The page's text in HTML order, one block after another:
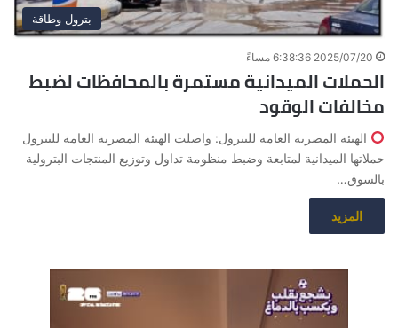
بترول وطاقة
2025/07/20 6:38:36 مساءً
الحملات الميدانية مستمرة بالمحافظات لضبط
مخالفات الوقود
الهيئة المصرية العامة للبترول: واصلت الهيئة المصرية العامة للبترول
حملاتها الميدانية لمتابعة وضبط منظومة تداول وتوزيع المنتجات البترولية
بالسوق…
المزيد